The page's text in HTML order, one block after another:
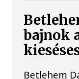
bajnok
Betlehem